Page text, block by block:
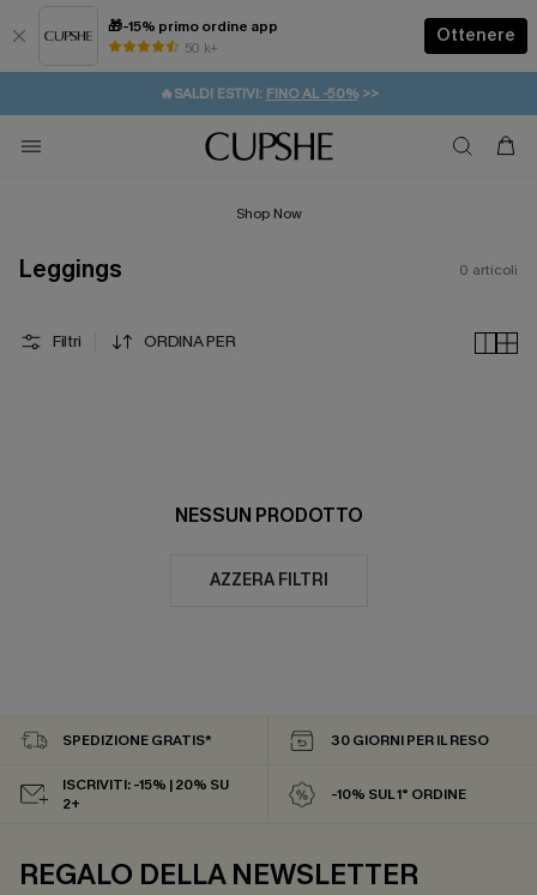
🎁-15% primo ordine app
50 k+
Ottenere
⚡️-15% SUGLI ESSENZIALI DA VACANZA | ACQUISTA
🔥SALDI ESTIVI: FINO AL -50%>>
🚚SPEDIZIONE GRATUITA DA 49€
💌REGALO PER I NUOVI: 20% DI SCONTO*
Shop Now
Leggings 0 articoli
Filtri ORDINA PER
NESSUN PRODOTTO
AZZERA FILTRI
SPEDIZIONE GRATIS* 30 GIORNI PER IL RESO
ISCRIVITI: -15% | 20% SU
2+
-10% SUL 1° ORDINE
REGALO DELLA NEWSLETTER